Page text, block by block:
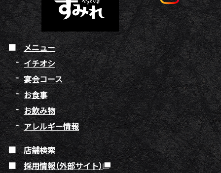
メニュー
イチオシ
宴会コース
お食事
お飲み物
アレルギー情報
店舗検索
採用情報（外部サイト）